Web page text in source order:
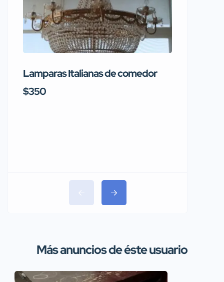
Lamparas Italianas de comedor
$350
Más anuncios de éste usuario